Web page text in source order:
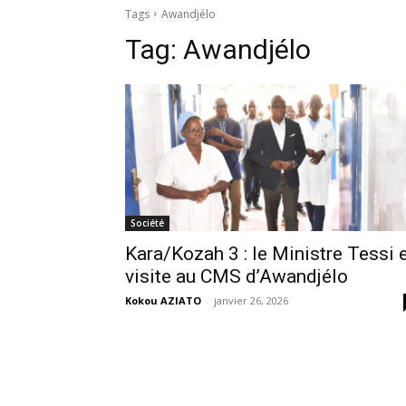
Tags Awandjélo
Tag: Awandjélo
Société
Kara/Kozah 3 : le Ministre Tessi
visite au CMS d’Awandjélo
Kokou AZIATO - janvier 26, 2026